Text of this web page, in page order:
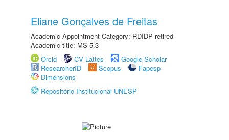
Eliane Gonçalves de Freitas
Academic Appointment Category: RDIDP retired
Academic title: MS-5.3
Orcid
CV Lattes
Google Scholar
ResearcherID
Scopus
Fapesp
Dimensions
Repositório Institucional UNESP